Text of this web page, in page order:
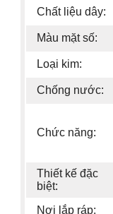
Chất liệu dây:
Màu mặt số:
Loại kim:
Chống nước:
Chức năng:
Thiết kế đặc
biệt:
Nơi lắp ráp: